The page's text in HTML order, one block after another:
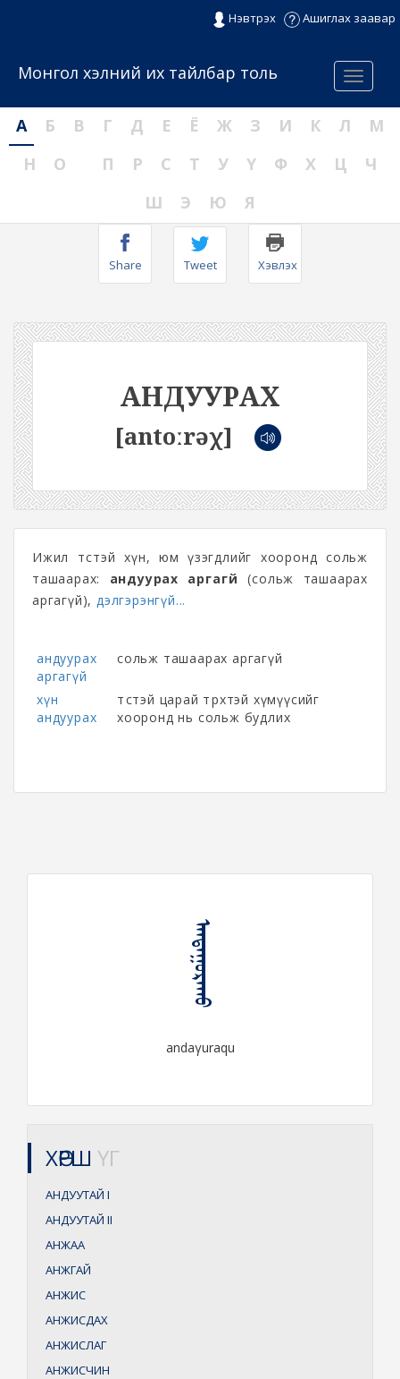
Нэвтрэх Ашиглах заавар
Menu
Монгол хэлний их тайлбар толь
А Б В Г Д Е Ё Ж З И К Л
М
Н
О П Р С Т У Ү Ф Х Ц
Ч
Ш
Э Ю Я
Share Tweet Хэвлэх
АНДУУРАХ
[antoːrəχ]
Ижил төстэй хүн, юм үзэгдлийг хооронд сольж
ташаарах: андуурах аргагүй
(сольж ташаарах
аргагүй), дэлгэрэнгүй...
андуурах
аргагүй
сольж ташаарах аргагүй
хүн
андуурах
төстэй царай төрхтэй хүмүүсийг
хооронд нь сольж будлих
ᠠᠨᠳᠠᠭᠤᠷᠠᠬᠤ
andaγuraqu
ХӨРШ ҮГ
АНДУУТАЙ I
АНДУУТАЙ II
АНЖАА
АНЖГАЙ
АНЖИС
АНЖИСДАХ
АНЖИСЛАГ
АНЖИСЧИН